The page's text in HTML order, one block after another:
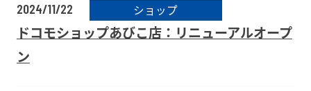
2024/11/22 ショップ
ドコモショップあびこ店：リニューアルオープ
ン